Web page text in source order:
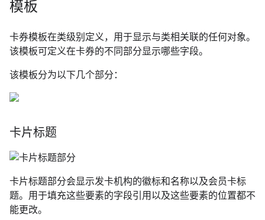
模板
卡券模板在类级别定义，用于显示与类相关联的任何对象。
该模板可定义在卡券的不同部分显示哪些字段。
该模板分为以下几个部分：
卡片标题
卡片标题部分会显示发卡机构的徽标和名称以及会员卡标
题。用于填充这些要素的字段引用以及这些要素的位置都不
能更改。